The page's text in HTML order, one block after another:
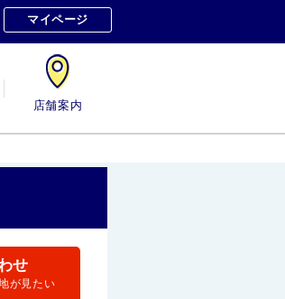
マイページ
店舗案内
せ
が見たい